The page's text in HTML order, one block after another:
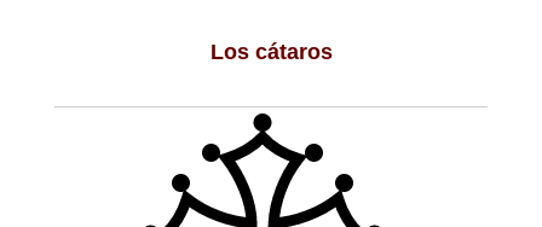
Los cátaros